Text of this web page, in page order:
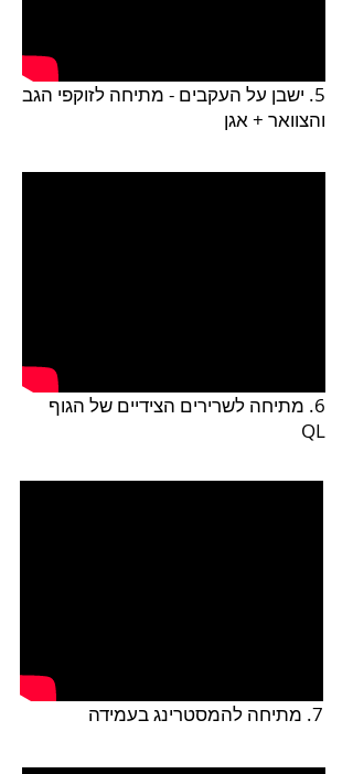
5. ישבן על העקבים - מתיחה לזוקפי הגב
והצוואר + אגן
6. מתיחה לשרירים הצידיים של הגוף
QL
7. מתיחה להמסטרינג בעמידה